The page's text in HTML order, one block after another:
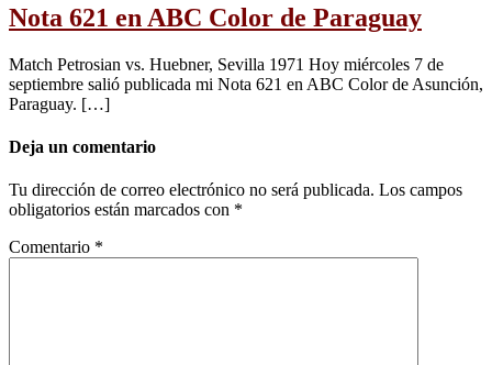
Nota 621 en ABC Color de Paraguay
Match Petrosian vs. Huebner, Sevilla 1971 Hoy miércoles 7 de
septiembre salió publicada mi Nota 621 en ABC Color de Asunción,
Paraguay. […]
Deja un comentario
Tu dirección de correo electrónico no será publicada. Los campos
obligatorios están marcados con *
Comentario *